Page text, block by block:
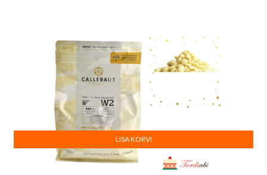
LISA KORVI